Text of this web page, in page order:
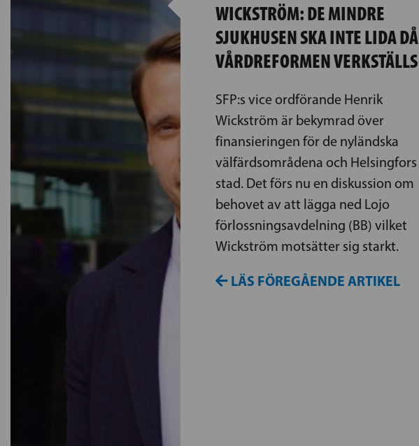
WICKSTRÖM: DE MINDRE
SJUKHUSEN SKA INTE LIDA DÅ
VÅRDREFORMEN VERKSTÄLLS
SFP:s vice ordförande Henrik
Wickström är bekymrad över
finansieringen för de nyländska
välfärdsområdena och Helsingfors
stad. Det förs nu en diskussion om
behovet av att lägga ned Lojo
förlossningsavdelning (BB) vilket
Wickström motsätter sig starkt.
LÄS FÖREGÅENDE ARTIKEL